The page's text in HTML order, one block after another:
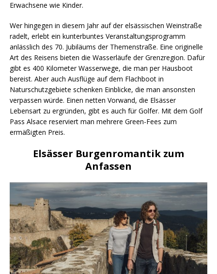
Erwachsene wie Kinder.
Wer hingegen in diesem Jahr auf der elsässischen Weinstraße
radelt, erlebt ein kunterbuntes Veranstaltungsprogramm
anlässlich des 70. Jubiläums der Themenstraße. Eine originelle
Art des Reisens bieten die Wasserläufe der Grenzregion. Dafür
gibt es 400 Kilometer Wasserwege, die man per Hausboot
bereist. Aber auch Ausflüge auf dem Flachboot in
Naturschutzgebiete schenken Einblicke, die man ansonsten
verpassen würde. Einen netten Vorwand, die Elsässer
Lebensart zu ergründen, gibt es auch für Golfer. Mit dem Golf
Pass Alsace reserviert man mehrere Green-Fees zum
ermäßigten Preis.
Elsässer Burgenromantik zum
Anfassen